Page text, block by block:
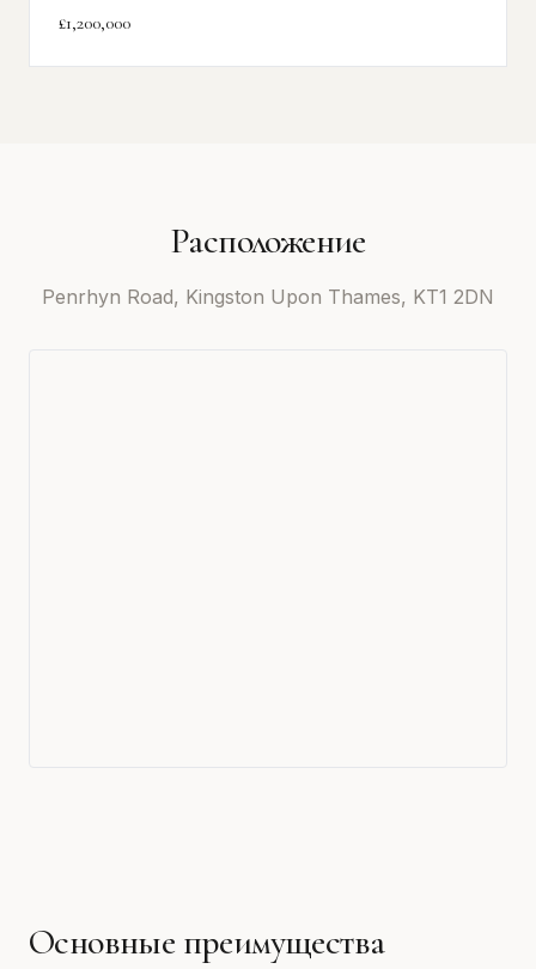
£1,200,000
Расположение
Penrhyn Road, Kingston Upon Thames, KT1 2DN
Основные преимущества